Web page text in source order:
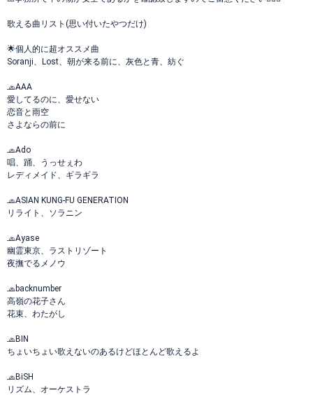
歌える曲リスト(思い付いたやつだけ)
🌟個人的に超オススメ曲
Soranji、Lost、朝が来る前に、灰色と青、紡ぐ
🧢AAA
愛してるのに、愛せない
恋音と雨空
さよならの前に
🧢Ado
唱、踊、うっせぇわ
レディメイド、ギラギラ
🧢ASIAN KUNG-FU GENERATION
リライト、ソラニン
🧢Ayase
幽霊東京、ラストリゾート
夜撫でるメノウ
🧢backnumber
高嶺の花子さん
花束、わたがし
🧢BIN
ちょいちょい歌えないのあるけどほとんど歌えるよ
🧢BiSH
リズム、オーケストラ